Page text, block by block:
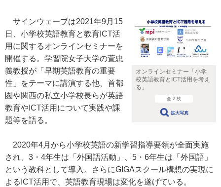
オンラインセミナー「小学
校英語教育とICT活用を考え
る」
全 2 枚
拡大写真
サインウェーブは2021年9月15
日、小学校英語教育と教育ICT活
用に関するオンラインセミナーを
開催する。学習院女子大学の萓忠
義教授が「早期英語教育の重要
性」をテーマに講演する他、首都
圏や関西の私立小学校長らが英語
教育やICT活用について実践や課
題等を語る。
2020年4月から小学校英語の新学習指導要領が全面実施
され、3・4年生は「外国語活動」、5・6年生は「外国語」
という教科として導入。さらにGIGAスクール構想の実現に
よるICT活用で、英語教育現場は変化を遂げている。